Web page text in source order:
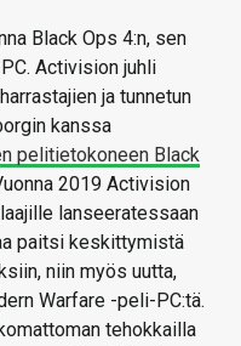
Black Ops 4:n, sen
Activision juhli
ja tunnetun
kanssa
pelitietokoneen Black
2019 Activision
lanseeratessaan
paitsi keskittymistä
niin myös uutta,
Warfare -peli-PC:tä.
tehokkailla